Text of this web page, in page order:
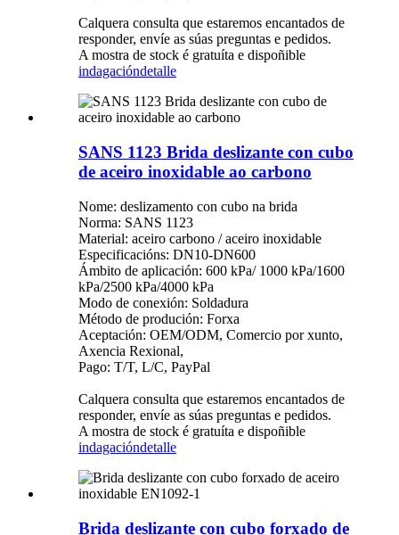
Calquera consulta que estaremos encantados de
responder, envíe as súas preguntas e pedidos.
A mostra de stock é gratuíta e dispoñible
indagacióndetalle
SANS 1123 Brida deslizante con cubo
de aceiro inoxidable ao carbono
Nome: deslizamento con cubo na brida
Norma: SANS 1123
Material: aceiro carbono / aceiro inoxidable
Especificacións: DN10-DN600
Ámbito de aplicación: 600 kPa/ 1000 kPa/1600
kPa/2500 kPa/4000 kPa
Modo de conexión: Soldadura
Método de produción: Forxa
Aceptación: OEM/ODM, Comercio por xunto,
Axencia Rexional,
Pago: T/T, L/C, PayPal
Calquera consulta que estaremos encantados de
responder, envíe as súas preguntas e pedidos.
A mostra de stock é gratuíta e dispoñible
indagacióndetalle
Brida deslizante con cubo forxado de